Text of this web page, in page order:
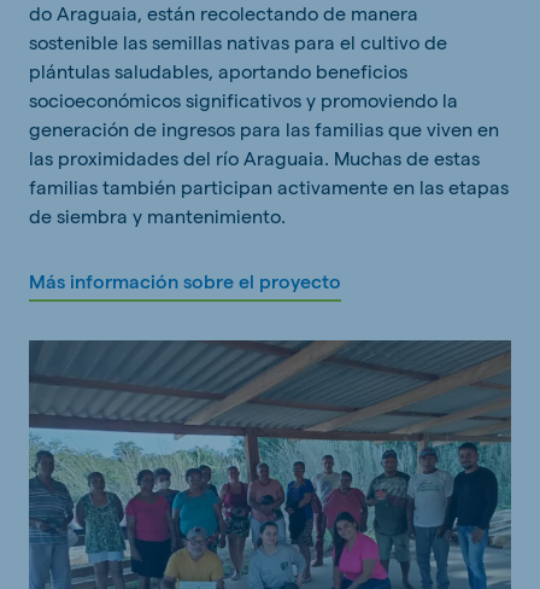
do Araguaia, están recolectando de manera
sostenible las semillas nativas para el cultivo de
plántulas saludables, aportando beneficios
socioeconómicos significativos y promoviendo la
generación de ingresos para las familias que viven en
las proximidades del río Araguaia. Muchas de estas
familias también participan activamente en las etapas
de siembra y mantenimiento.
Más información sobre el proyecto